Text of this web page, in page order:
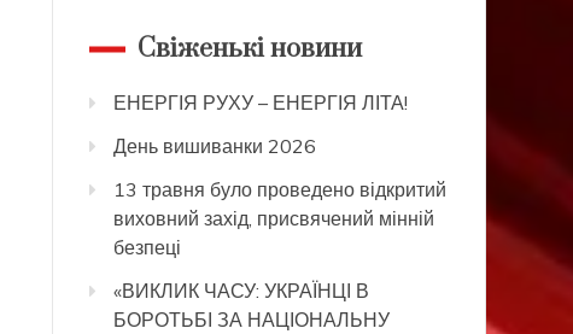
Свіженькі новини
ЕНЕРГІЯ РУХУ – ЕНЕРГІЯ ЛІТА!
День вишиванки 2026
13 травня було проведено відкритий
виховний захід, присвячений мінній
безпеці
«ВИКЛИК ЧАСУ: УКРАЇНЦІ В
БОРОТЬБІ ЗА НАЦІОНАЛЬНУ